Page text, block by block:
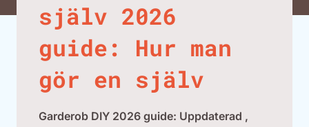
själv 2026
guide: Hur man
gör en själv
Garderob DIY 2026 guide: Uppdaterad ,